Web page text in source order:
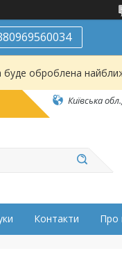
оброблена
Київська
Контакти Про